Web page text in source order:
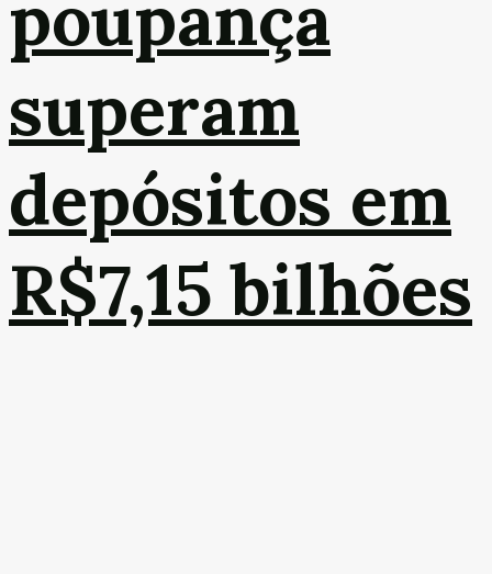
poupança
superam
depósitos em
R$7,15 bilhões